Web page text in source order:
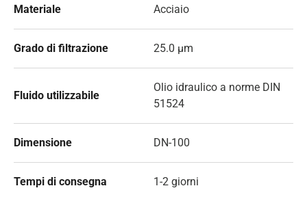
Materiale Acciaio
Grado di filtrazione 25.0 µm
Fluido utilizzabile
Olio idraulico a norme DIN
51524
Dimensione DN-100
Tempi di consegna 1-2 giorni